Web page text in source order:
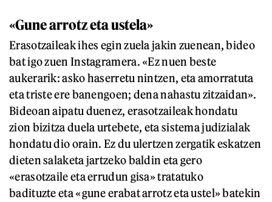
«Gune arrotz eta ustela»
Erasotzaileak ihes egin zuela jakin zuenean, bideo
bat igo zuen Instagramera. «Ez nuen beste
aukerarik: asko haserretu nintzen, eta amorratuta
eta triste ere banengoen; dena nahastu zitzaidan».
Bideoan aipatu duenez, erasotzaileak hondatu
zion bizitza duela urtebete, eta sistema judizialak
hondatu dio orain. Ez du ulertzen zergatik eskatzen
dieten salaketa jartzeko baldin eta gero
«erasotzaile eta errudun gisa» tratatuko
badituzte eta «gune erabat arrotz eta ustel» batekin